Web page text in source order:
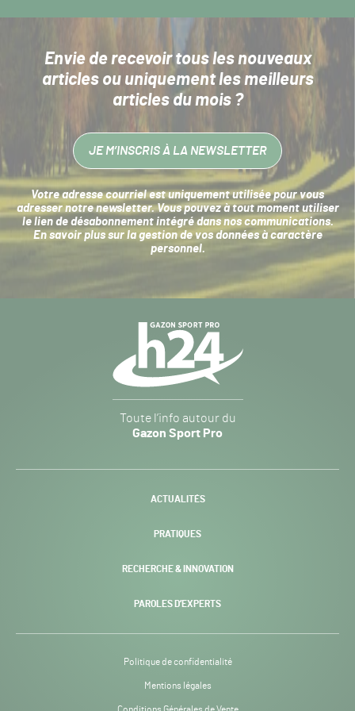
Envie de recevoir tous les nouveaux
articlesou uniquement les meilleurs
articles du mois ?
JE M’INSCRIS À LA NEWSLETTER
Votre adresse courriel est uniquement utilisée pour vous
adresser notre newsletter. Vous pouvez à tout moment utiliser
le lien de désabonnement intégré dans nos communications.
En savoir plus sur la gestion de vos données à caractère
personnel.
Sport
Pro
-
Toute l’info autour du
Gazon Sport Pro
ACTUALITÉS
PRATIQUES
RECHERCHE & INNOVATION
PAROLES D’EXPERTS
Politique de confidentialité
Mentions légales